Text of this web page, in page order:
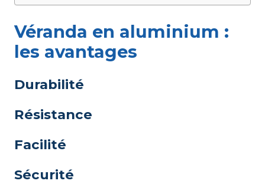
Véranda en aluminium :
les avantages
Durabilité
Résistance
Facilité
Sécurité